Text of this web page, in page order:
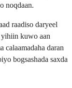
noqdaan.
raadiso daryeel
yihiin kuwo aan
calaamadaha daran
bogsashada saxda